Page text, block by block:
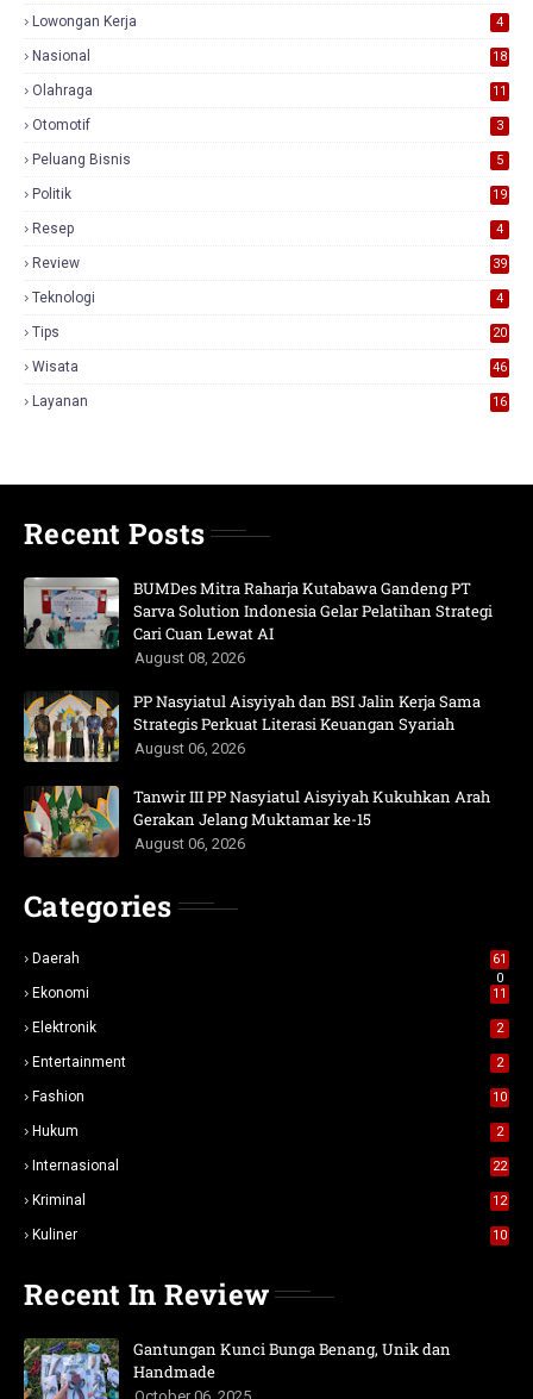
Lowongan Kerja 4
Nasional
18
Olahraga 11
Otomotif 3
Peluang Bisnis 5
Politik 19
Resep 4
Review
39
Teknologi 4
Tips 20
Wisata 46
Layanan 16
Recent Posts
BUMDes Mitra Raharja Kutabawa Gandeng PT
Sarva Solution Indonesia Gelar Pelatihan Strategi
Cari Cuan Lewat AI
August 08, 2026
PP Nasyiatul Aisyiyah dan BSI Jalin Kerja Sama
Strategis Perkuat Literasi Keuangan Syariah
August 06, 2026
Tanwir III PP Nasyiatul Aisyiyah Kukuhkan Arah
Gerakan Jelang Muktamar ke-15
August 06, 2026
Categories
Daerah
61
0
Ekonomi 11
Elektronik 2
Entertainment 2
Fashion 10
Hukum 2
Internasional 22
Kriminal 12
Kuliner 10
Recent In Review
Gantungan Kunci Bunga Benang, Unik dan
Handmade
October 06, 2025